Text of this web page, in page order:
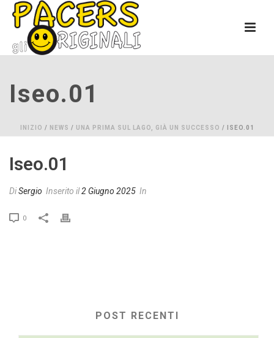
Iseo.01
INIZIO / NEWS / UNA PRIMA SUL LAGO, GIÀ UN SUCCESSO / ISEO.01
Iseo.01
DiSergio Inserito il2 Giugno 2025 In
0
POST RECENTI